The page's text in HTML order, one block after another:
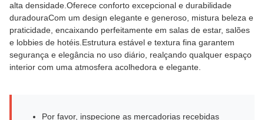
alta densidade.Oferece conforto excepcional e durabilidade
duradouraCom um design elegante e generoso, mistura beleza e
praticidade, encaixando perfeitamente em salas de estar, salões
e lobbies de hotéis.Estrutura estável e textura fina garantem
segurança e elegância no uso diário, realçando qualquer espaço
interior com uma atmosfera acolhedora e elegante.
Por favor, inspecione as mercadorias recebidas